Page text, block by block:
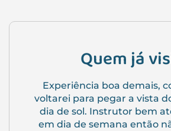
Quem já
Experiência boa demais,
voltarei para pegar a vista
dia de sol. Instrutor bem
em dia de semana então
Previous